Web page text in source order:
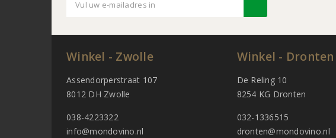
Winkel - Zwolle
Assendorperstraat 107
8012 DH Zwolle
038-4223322
info@mondovino.nl
Winkel - Dronten
De Reling 10
8254 KG Dronten
032-1336515
dronten@mondovino.nl